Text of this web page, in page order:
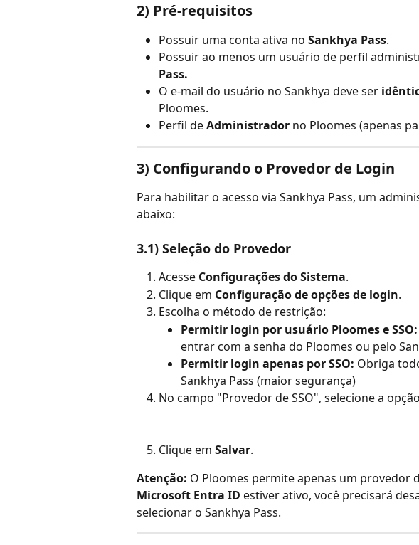
2) Pré-requisitos
Possuir uma conta ativa no Sankhya Pass.
Possuir ao menos um usuário de perfil
Pass.
O e-mail do usuário no Sankhya deve ser
Ploomes.
Perfil de Administrador no Ploomes (apenas
3) Configurando o Provedor de Login
Para habilitar o acesso via Sankhya Pass, um
abaixo:
3.1) Seleção do Provedor
Acesse Configurações do Sistema.
Clique em Configuração de opções de login.
Escolha o método de restrição:
Permitir login por usuário Ploomes e SSO:
entrar com a senha do Ploomes ou pelo
Permitir login apenas por SSO: Obriga
Sankhya Pass (maior segurança)
No campo "Provedor de SSO", selecione a opção
Clique em Salvar.
Atenção: O Ploomes permite apenas um provedor
Microsoft Entra ID estiver ativo, você precisará
selecionar o Sankhya Pass.